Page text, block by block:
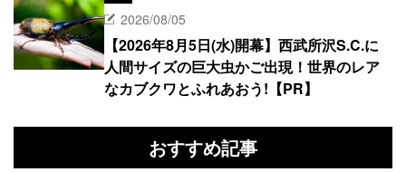
2026/08/05
【2026年8月5日(水)開幕】西武所沢S.C.に
人間サイズの巨大虫かご出現！世界のレア
なカブクワとふれあおう!【PR】
おすすめ記事